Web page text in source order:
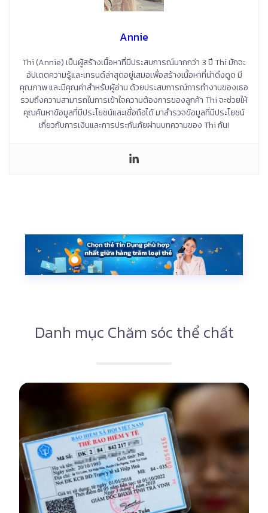
Annie
Thi (Annie) เป็นผู้สร้างเนื้อหาที่มีประสบการณ์มากกว่า 3 ปี Thi มักจะ
อัปเดตความรู้และเทรนด์ล่าสุดอยู่เสมอเพื่อสร้างเนื้อหาที่น่าดึงดูด มี
คุณภาพ และมีคุณค่าสำหรับผู้อ่าน ด้วยประสบการณ์การทำงานของเธอ
รวมถึงความสามารถในการเข้าใจความต้องการของลูกค้า Thi จะช่วยให้
คุณค้นหาข้อมูลที่มีประโยชน์และเชื่อถือได้ มาสำรวจข้อมูลที่มีประโยชน์
เกี่ยวกับการเงินและการประกันภัยผ่านบทความของ Thi กัน!
Danh mục Chăm sóc thể chất